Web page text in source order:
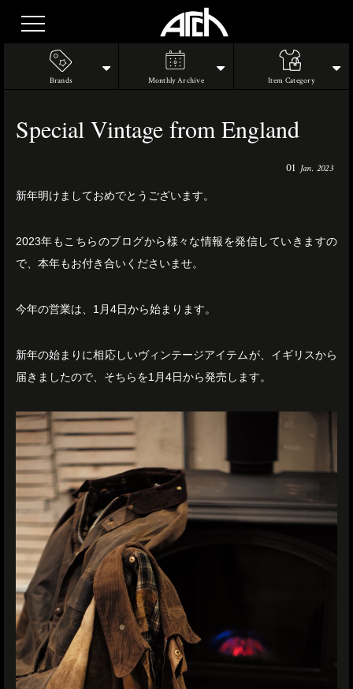
Brands Monthly Archive Item Category
Special Vintage from England
01 Jan. 2023
新年明けましておめでとうございます。
2023年もこちらのブログから様々な情報を発信していきますの
で、本年もお付き合いくださいませ。
今年の営業は、1月4日から始まります。
新年の始まりに相応しいヴィンテージアイテムが、イギリスから
届きましたので、そちらを1月4日から発売します。